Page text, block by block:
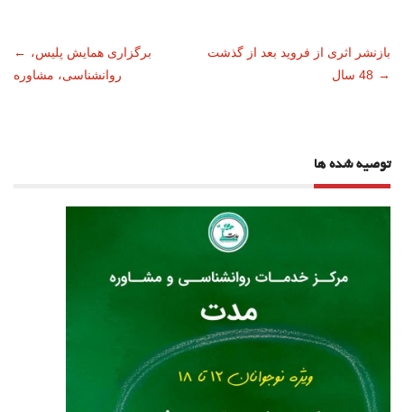
ناوبری
نوشته
← برگزاری همایش پلیس،
روانشناسی، مشاوره
بازنشر اثری از فروید بعد از گذشت
48 سال →
توصیه شده ها